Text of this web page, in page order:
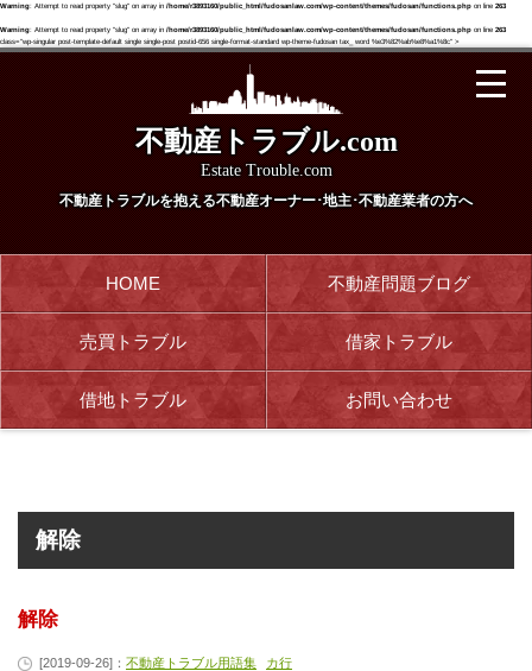
Warning: Attempt to read property "slug" on array in /home/r3893160/public_html/fudosanlaw.com/wp-content/themes/fudosan/functions.php on line 263
Warning: Attempt to read property "slug" on array in /home/r3893160/public_html/fudosanlaw.com/wp-content/themes/fudosan/functions.php on line 263
class="wp-singular post-template-default single single-post postid-656 single-format-standard wp-theme-fudosan tax_ word %e3%82%ab%e8%a1%8c" >
不動産トラブル.com
Estate Trouble.com
不動産トラブルを抱える不動産オーナー･地主･不動産業者の方へ
HOME 不動産問題ブログ
売買トラブル 借家トラブル
借地トラブル お問い合わせ
解除
解除
[2019-09-26]： 不動産トラブル用語集 カ行